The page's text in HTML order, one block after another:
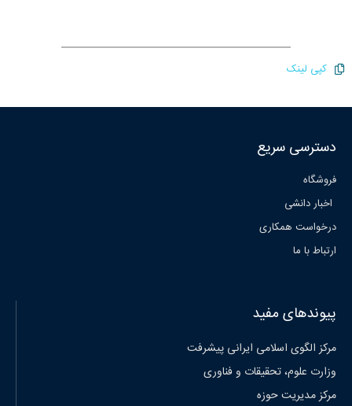
کپی لینک
دسترسی سریع
فروشگاه
اخبار دانشی
درخواست همکاری
ارتباط با ما
پیوندهای مفید
مرکز الگوی اسلامی ایرانی پیشرفت
وزارت علوم، تحقیقات و فناوری
مرکز مدیریت حوزه